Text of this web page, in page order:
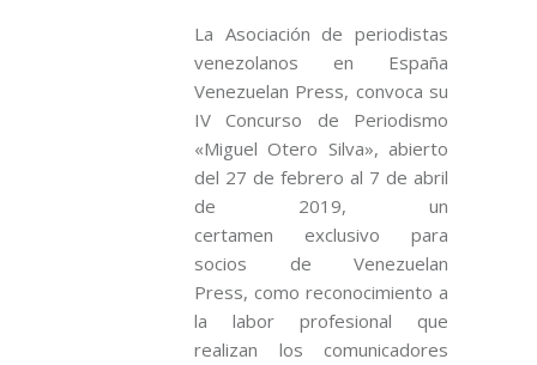
La Asociación de periodistas
venezolanos en España
Venezuelan Press, convoca su
IV Concurso de Periodismo
«Miguel Otero Silva», abierto
del 27 de febrero al 7 de abril
de 2019, un
certamen exclusivo para
socios de Venezuelan
Press, como reconocimiento a
la labor profesional que
realizan los comunicadores